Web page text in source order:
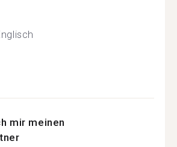
mir meinen